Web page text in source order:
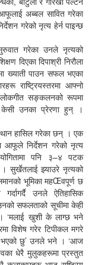
अब्बल सावित गरेका
गरेको नृत्य हेर्न पाइन्छ
गरेका उनले नृत्यको
दिएका दिपाश्री निरौला
ख्याती पाउन सफल भएका
राष्ट्रियस्तरमा आफ्नो
लोकगीत सङ्कलनको रूपमा
उनका प्रेरणा हुन् ।
हासिल गरेका छन् । एक
आफूले निर्देशन गरेको नृत्य
पनि ३–४ पटक
सुर्खेतलाई झ्याउरे नृत्यको
भूमिका महŒवपूर्ण छ
उनले ऐतिहासिक
सफलताको सूचीमा केही
‘मलाई खुशी के लाग्छ भने
विशेष गरेर टिपीकल मगरे
भएको छु’ उनले भने । ‘आज
धेरै मुलुकहरूमा प्रस्तुत